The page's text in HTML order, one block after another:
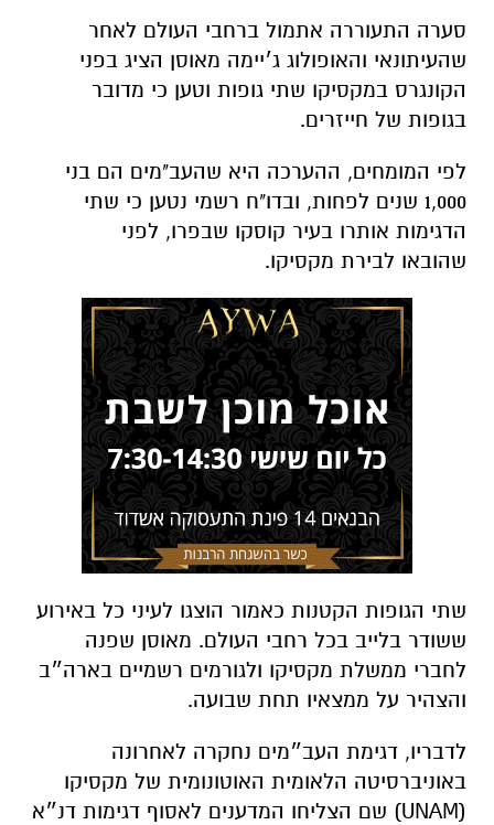
סערה התעוררה אתמול ברחבי העולם לאחר
שהעיתונאי והאופולוג ג׳יימה מאוסן הציג בפני
הקונגרס במקסיקו שתי גופות וטען כי מדובר
בגופות של חייזרים.
לפי המומחים, ההערכה היא שהעב"מים הם בני
1,000 שנים לפחות, ובדו"ח רשמי נטען כי שתי
הדגימות אותרו בעיר קוסקו שבפרו, לפני
שהובאו לבירת מקסיקו.
שתי הגופות הקטנות כאמור הוצגו לעיני כל באירוע
ששודר בלייב בכל רחבי העולם. מאוסן שפנה
לחברי ממשלת מקסיקו ולגורמים רשמיים בארה״ב
והצהיר על ממצאיו תחת שבועה.
לדבריו, דגימת העב״מים נחקרה לאחרונה
באוניברסיטה הלאומית האוטונומית של מקסיקו
(UNAM) שם הצליחו המדענים לאסוף דגימות דנ״א